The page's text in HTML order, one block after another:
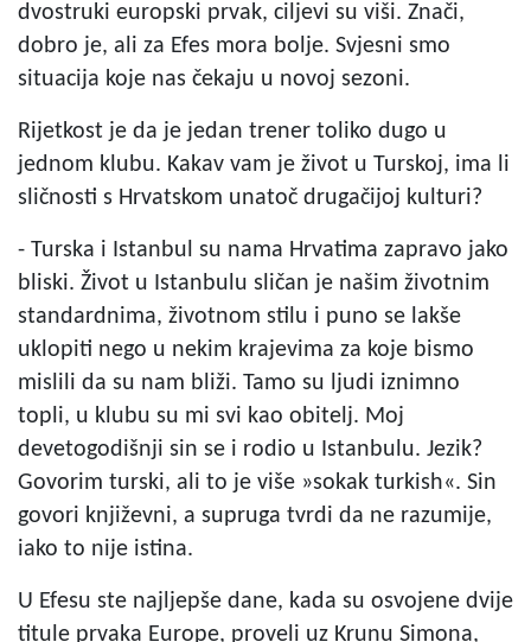
dvostruki europski prvak, ciljevi su viši. Znači,
dobro je, ali za Efes mora bolje. Svjesni smo
situacija koje nas čekaju u novoj sezoni.
Rijetkost je da je jedan trener toliko dugo u
jednom klubu. Kakav vam je život u Turskoj, ima li
sličnosti s Hrvatskom unatoč drugačijoj kulturi?
- Turska i Istanbul su nama Hrvatima zapravo jako
bliski. Život u Istanbulu sličan je našim životnim
standardnima, životnom stilu i puno se lakše
uklopiti nego u nekim krajevima za koje bismo
mislili da su nam bliži. Tamo su ljudi iznimno
topli, u klubu su mi svi kao obitelj. Moj
devetogodišnji sin se i rodio u Istanbulu. Jezik?
Govorim turski, ali to je više »sokak turkish«. Sin
govori književni, a supruga tvrdi da ne razumije,
iako to nije istina.
U Efesu ste najljepše dane, kada su osvojene dvije
titule prvaka Europe, proveli uz Krunu Simona,